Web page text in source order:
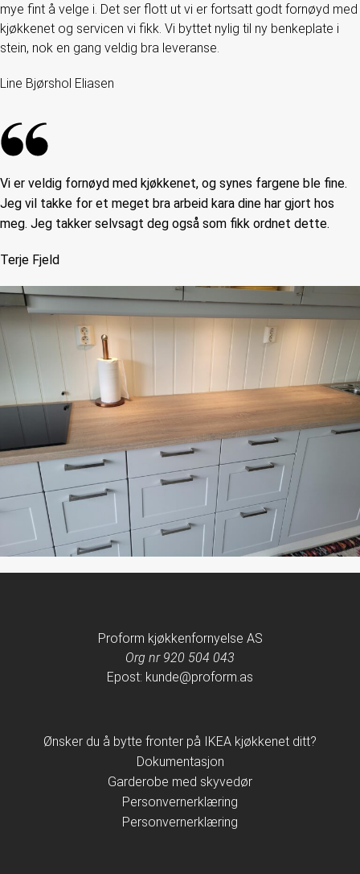
mye fint å velge i. Det ser flott ut vi er fortsatt godt fornøyd med
kjøkkenet og servicen vi fikk. Vi byttet nylig til ny benkeplate i
stein, nok en gang veldig bra leveranse.
Line Bjørshol Eliasen
Vi er veldig fornøyd med kjøkkenet, og synes fargene ble fine.
Jeg vil takke for et meget bra arbeid kara dine har gjort hos
meg. Jeg takker selvsagt deg også som fikk ordnet dette.
Terje Fjeld
Proform kjøkkenfornyelse AS
Org nr 920 504 043
Epost: kunde@proform.as
Ønsker du å bytte fronter på IKEA kjøkkenet ditt?
Dokumentasjon
Garderobe med skyvedør
Personvernerklæring
Personvernerklæring